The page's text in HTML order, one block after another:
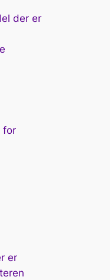
der er
for
er